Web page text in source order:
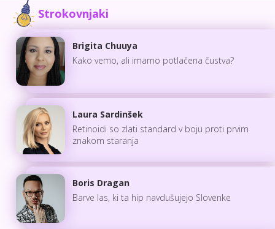
Strokovnjaki
Brigita Chuuya
Kako vemo, ali imamo potlačena čustva?
Laura Sardinšek
Retinoidi so zlati standard v boju proti prvim
znakom staranja
Boris Dragan
Barve las, ki ta hip navdušujejo Slovenke